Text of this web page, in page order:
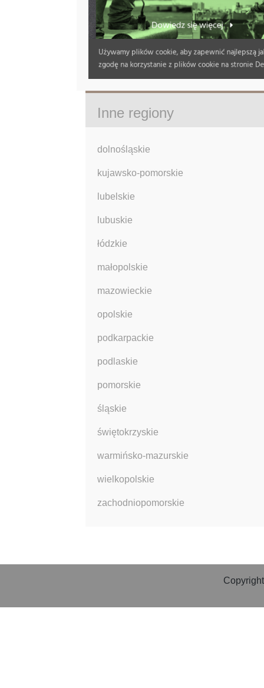
Inne regiony
dolnośląskie
kujawsko-pomorskie
lubelskie
lubuskie
łódzkie
małopolskie
mazowieckie
opolskie
podkarpackie
podlaskie
pomorskie
śląskie
świętokrzyskie
warmińsko-mazurskie
wielkopolskie
zachodniopomorskie